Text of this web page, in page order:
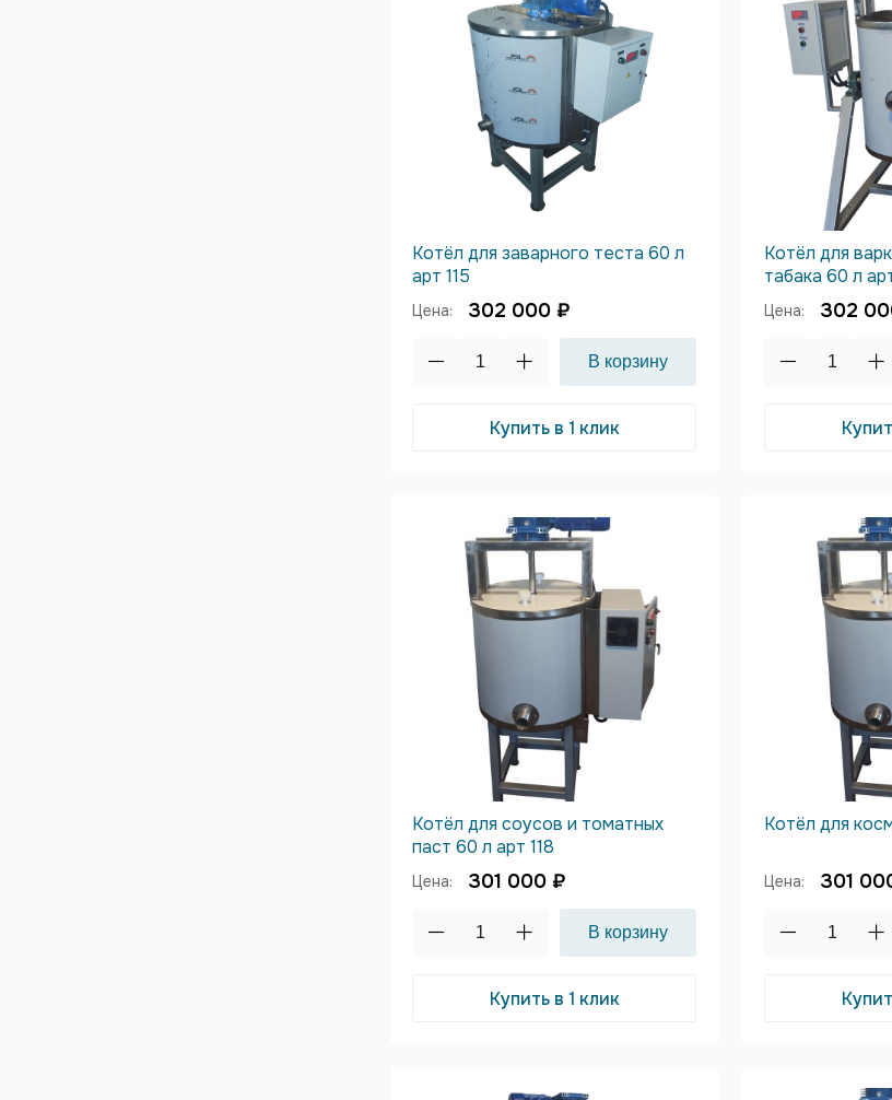
Котёл для заварного теста 60 л
арт 115
Цена: 302 000 ₽
Купить в 1 клик
Котёл для
табака 60 л
Цена: 302
Котёл для соусов и томатных
паст 60 л арт 118
Цена: 301 000 ₽
Купить в 1 клик
Котёл для
Цена: 301